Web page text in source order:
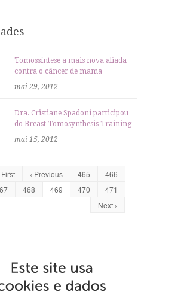
Tomossíntese a mais nova aliada
contra o câncer de mama
mai 29, 2012
Dra. Cristiane Spadoni participou
do Breast Tomosynthesis Training
mai 15, 2012
‹ Previous 465
466
468 469 470
471
Next ›